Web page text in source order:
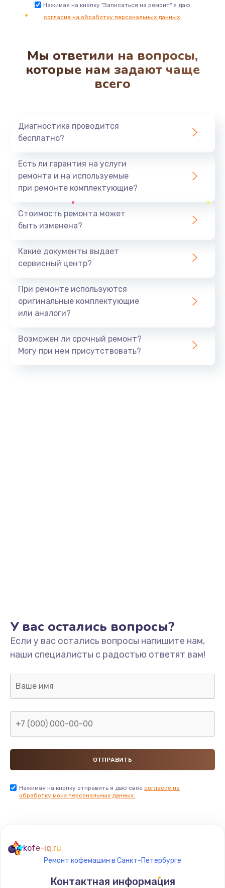
Замена трубок гидравлики
850 руб.
Ремонт клапана термоблока
800 руб.
1500 руб.
Замена прокладок
1250 руб.
Замена мультиклапана
1000 руб.
Ремонт помпы
2650 руб.
2300 руб.
Заказать
Полный ремонт заварочного блока
Заказать
Ремонт дренажа
2400 руб.
1500 руб.
Нажимая на кнопку "Записаться на ремонт" я даю
согласие на обработку персональных данных.
Мы ответили на вопросы,
которые нам задают чаще
всего
Диагностика проводится
бесплатно?
Есть ли гарантия на услуги
ремонта и на используемые
при ремонте комплектующие?
Стоимость ремонта может
быть изменена?
Какие документы выдает
сервисный центр?
При ремонте используются
оригинальные комплектующие
или аналоги?
Возможен ли срочный ремонт?
Могу при нем присутствовать?
У вас остались вопросы?
Если у вас остались вопросы напишите нам,
наши специалисты с радостью ответят вам!
Нажимая на кнопку отправить я даю свое согласие на
обработку моих персональных данных.
kofe-iq.ru
Ремонт кофемашин в Санкт-Петербурге
Контактная информация